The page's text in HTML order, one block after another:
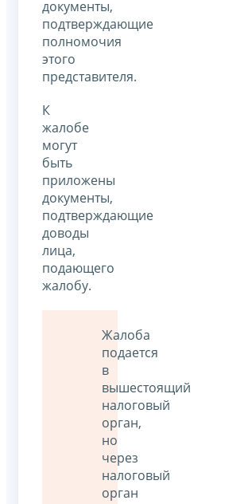
документы,
подтверждающие
полномочия
этого
представителя.
К
жалобе
могут
быть
приложены
документы,
подтверждающие
доводы
лица,
подающего
жалобу.
Жалоба
подается
в
вышестоящий
налоговый
орган,
но
через
налоговый
орган